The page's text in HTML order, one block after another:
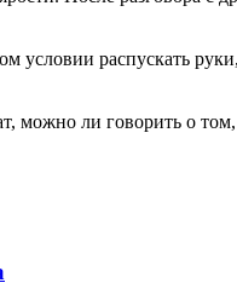
распускать
можно ли говорить о